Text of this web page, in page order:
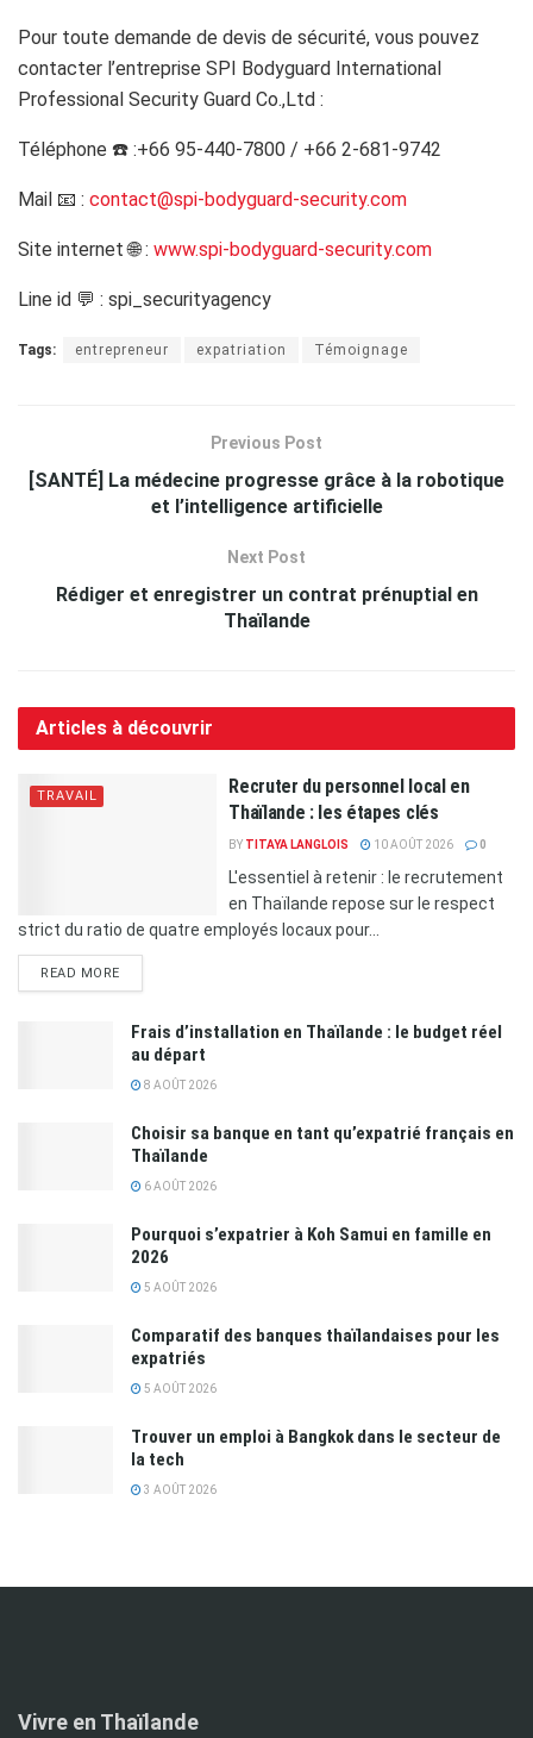
Pour toute demande de devis de sécurité, vous pouvez
contacter l’entreprise SPI Bodyguard International
Professional Security Guard Co.,Ltd :
Téléphone ☎️ :+66 95-440-7800 / +66 2-681-9742
Mail 📧 : contact@spi-bodyguard-security.com
Site internet🌐 : www.spi-bodyguard-security.com
Line id 💬 : spi_securityagency
Tags: entrepreneur expatriation Témoignage
Previous Post
[SANTÉ] La médecine progresse grâce à la robotique
et l’intelligence artificielle
Next Post
Rédiger et enregistrer un contrat prénuptial en
Thaïlande
Articles à découvrir
TRAVAIL
Recruter du personnel local en
Thaïlande : les étapes clés
BY TITAYA LANGLOIS 10 AOÛT 2026 0
L'essentiel à retenir : le recrutement
en Thaïlande repose sur le respect
strict du ratio de quatre employés locaux pour...
READ MORE
Frais d’installation en Thaïlande : le budget réel
au départ
8 AOÛT 2026
Choisir sa banque en tant qu’expatrié français en
Thaïlande
6 AOÛT 2026
Pourquoi s’expatrier à Koh Samui en famille en
2026
5 AOÛT 2026
Comparatif des banques thaïlandaises pour les
expatriés
5 AOÛT 2026
Trouver un emploi à Bangkok dans le secteur de
la tech
3 AOÛT 2026
Vivre en Thaïlande